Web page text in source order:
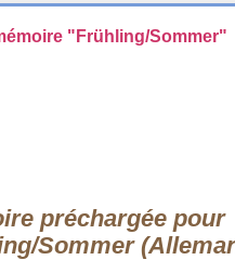
préchargée pour
Sommer